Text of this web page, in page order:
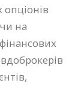
на